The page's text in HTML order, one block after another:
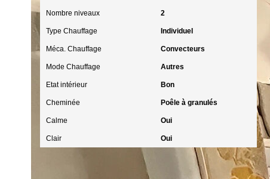
Nombre niveaux 2
Type Chauffage Individuel
Méca. Chauffage Convecteurs
Mode Chauffage Autres
Etat intérieur Bon
Cheminée Poêle à granulés
Calme Oui
Clair Oui